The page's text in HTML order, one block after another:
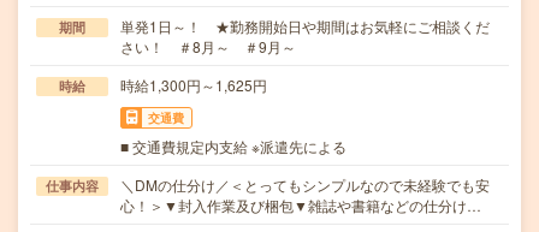
期間
単発1日～！ ★勤務開始日や期間はお気軽にご相談くだ
さい！ ＃8月～ ＃9月～
時給 時給1,300円～1,625円
交通費
■ 交通費規定内支給 ※派遣先による
仕事内容
＼DMの仕分け／＜とってもシンプルなので未経験でも安
心！＞▼封入作業及び梱包▼雑誌や書籍などの仕分け…